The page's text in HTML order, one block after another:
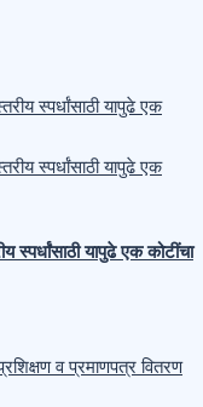
स्पर्धांसाठी यापुढे एक कोटींचा